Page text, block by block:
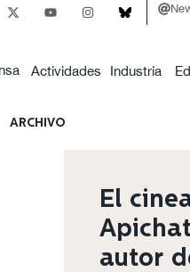
Actividades Industria
ARCHIVO
El
autor